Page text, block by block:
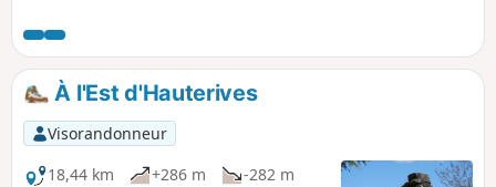
partir. Il y a un gué à traverser Si vous le souhaitez, vous
pouvez raccourcir le circuit et ne faire qu'une boucle de
7km. À l'Est d'Hauterives
Visorandonneur
18,44 km
+286 m
-282 m